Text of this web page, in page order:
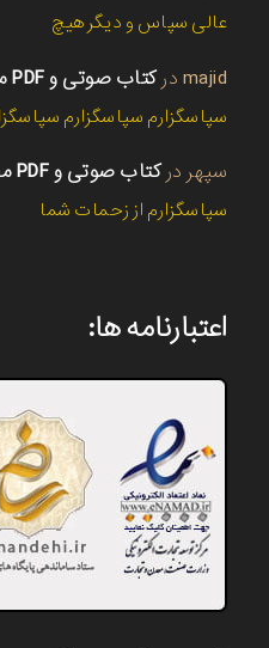
عالی سپاس و دیگر هیچ
majid درکتاب صوتی و PDF معجزه شکرگزاری از راندا برن
سپاسگزارم سپاسگزارم
سپهر درکتاب صوتی و PDF معجزه شکرگزاری از راندا برن
سپاسگزارم از زحمات شما
اعتبارنامه ها: